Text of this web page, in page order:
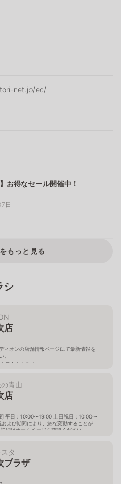
net.jp/ec/
お得なセール開催中！
日
もっと見る
シ
店
ィオンの店舗情報ページにて最新情報を
。
日市東4-5-6
青山
店
平日：10:00〜19:00 土日祝日：10:00〜
よび期間により、急な変動することが
細はホームページを確認ください
タ
プラザ